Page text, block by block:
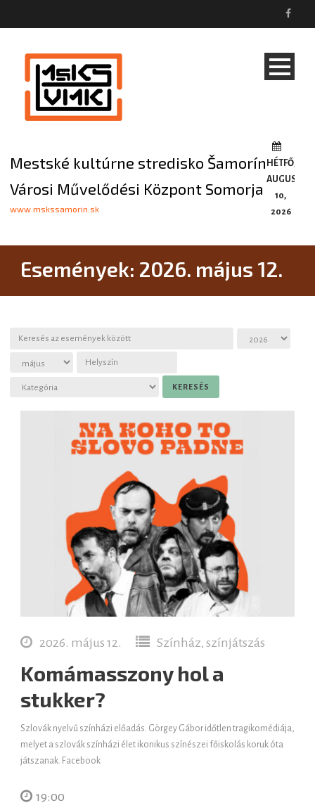
Mestské kultúrne stredisko Šamorín
Városi Művelődési Központ Somorja
www.mskssamorin.sk
HÉTFŐ,
10,
2026
Események: 2026. május 12.
2026. május 12. Színház, színjátszás
Komámasszony hol a
stukker?
Szlovák nyelvű színházi előadás. Görgey Gábor időtlen tragikomédiája,
melyet a szlovák színházi élet ikonikus színészei főiskolás koruk óta
játszanak. Facebook
19:00